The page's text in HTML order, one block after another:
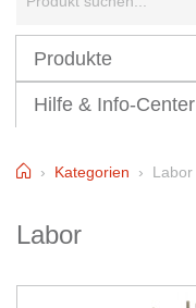
Produkte
Hilfe & Info-Center
HomeKategorien Labor
Labor